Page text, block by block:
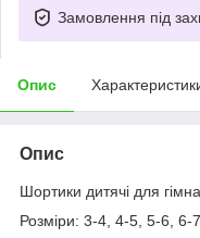
Замовлення під
Опис
Опис
Шортики дитячі для
Розміри: 3-4, 4-5, 5-6,